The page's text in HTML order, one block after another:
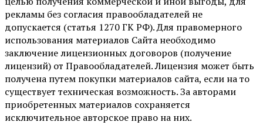
рекламы без согласия правообладателей не
допускается (статья 1270 ГК РФ). Для правомерного
использования материалов Сайта необходимо
заключение лицензионных договоров (получение
лицензий) от Правообладателей. Лицензия может быть
получена путем покупки материалов сайта, если на то
существует техническая возможность. За авторами
приобретенных материалов сохраняется
исключительное авторское право на них.